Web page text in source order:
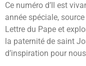
Ce numéro d’Il est
année spéciale,
Lettre du Pape et
la paternité de saint
d’inspiration pour